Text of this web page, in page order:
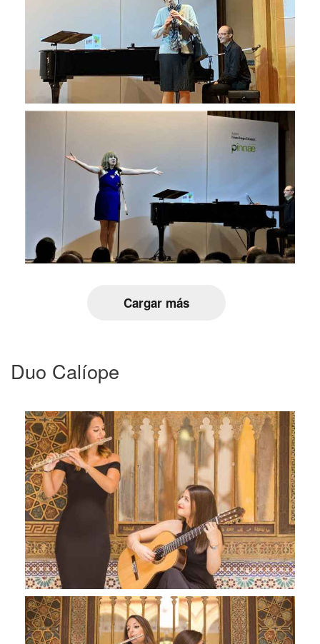
Cargar más
Duo Calíope